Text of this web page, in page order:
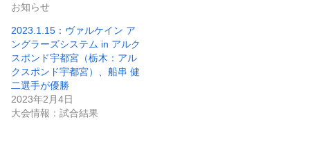
お知らせ
2023.1.15：ヴァルケイン ア
ングラーズシステム in アルク
スポンド宇都宮（栃木：アル
クスポンド宇都宮）、船串 健
二選手が優勝
2023年2月4日
大会情報：試合結果